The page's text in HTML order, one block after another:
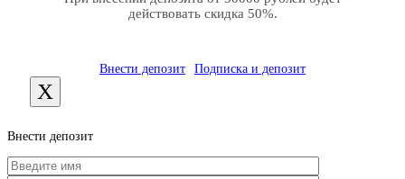
действовать скидка 50%.
Внести депозит Подписка и депозит
X
Внести депозит